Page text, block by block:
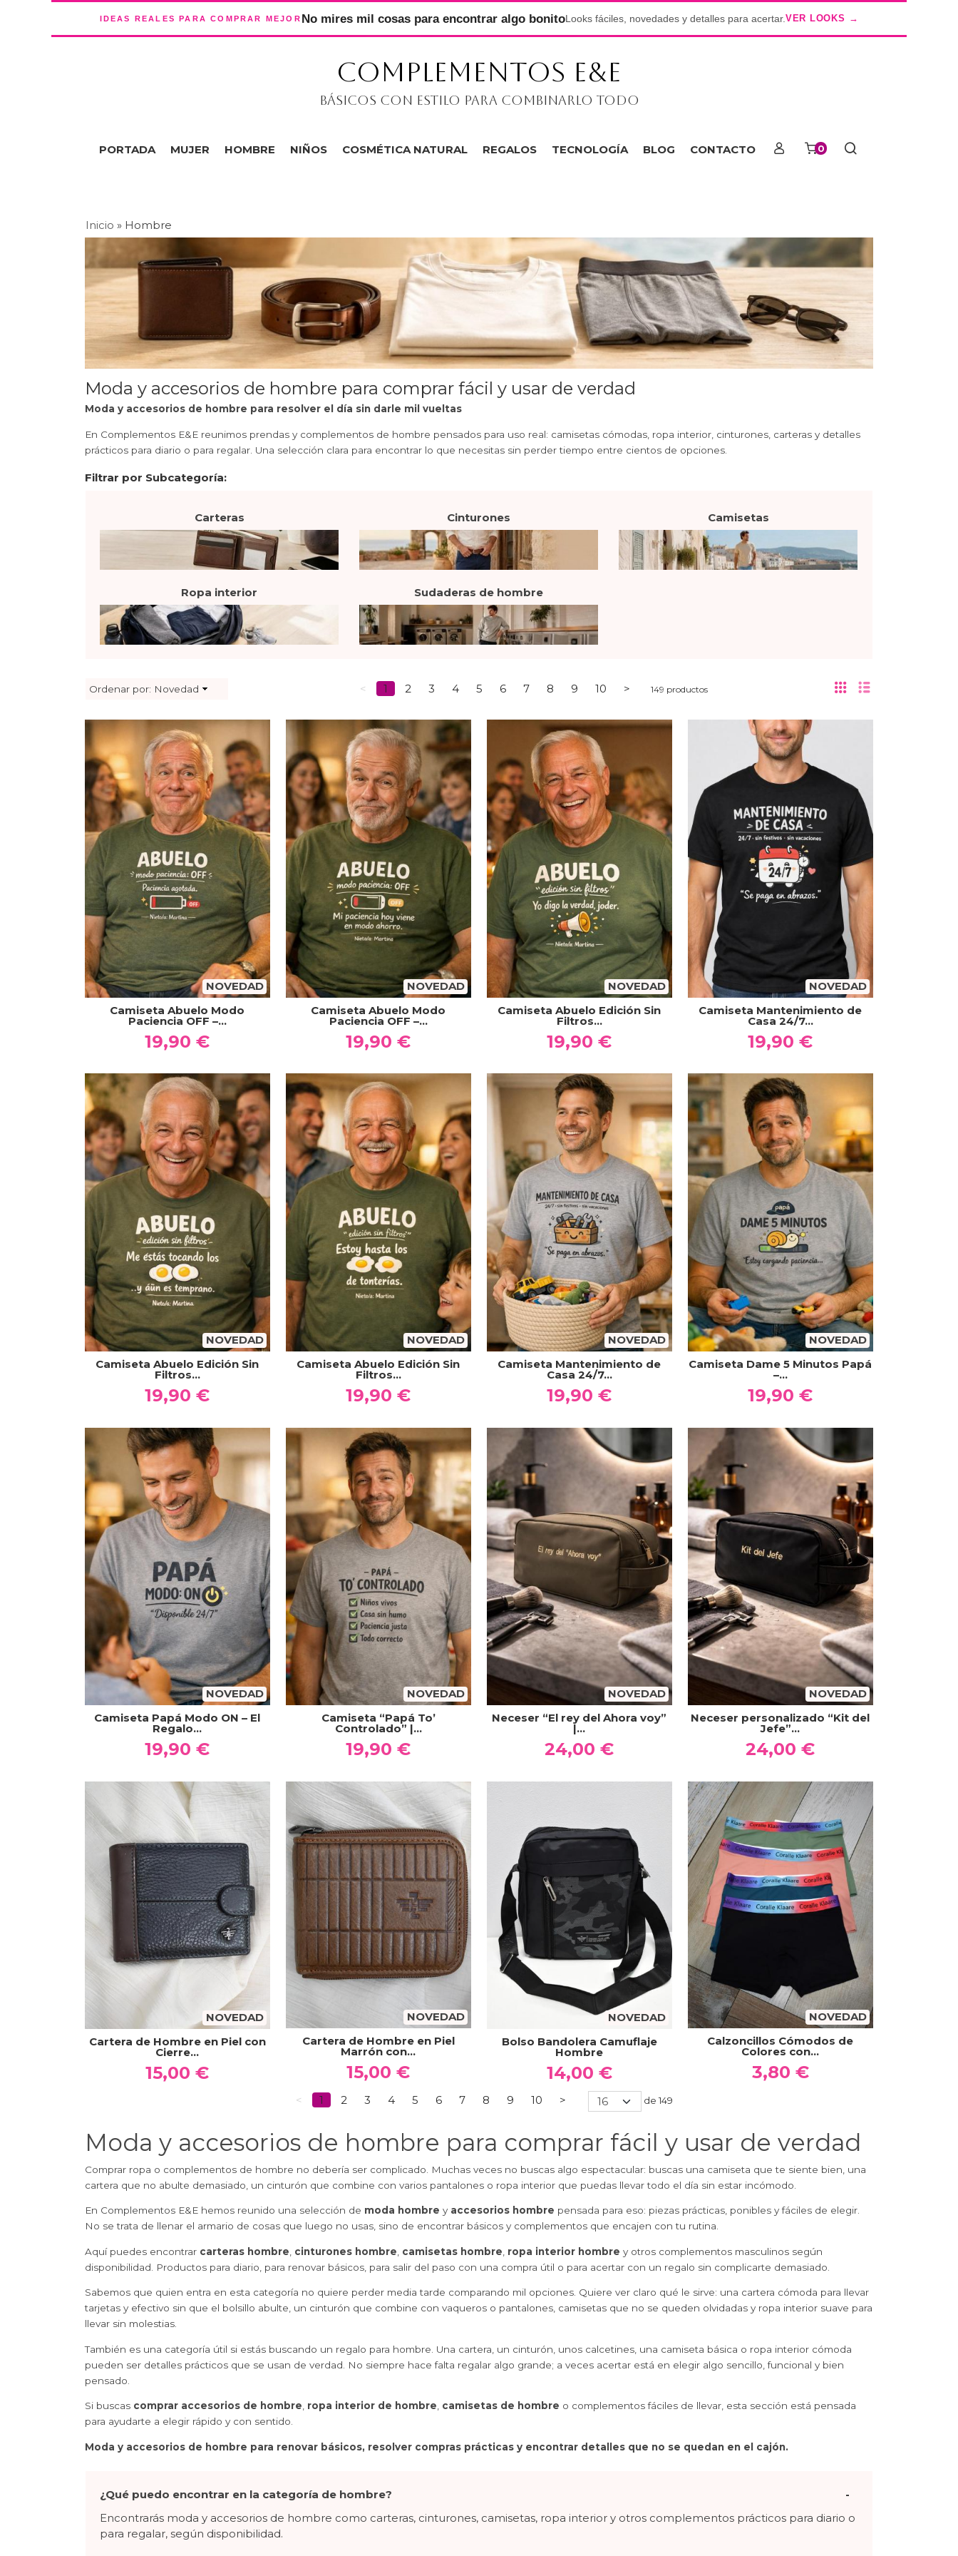
IDEAS REALES PARA COMPRAR MEJOR No mires mil cosas para encontrar algo bonitoLooks fáciles, novedades y detalles para acertar. VER LOOKS →
COMPLEMENTOS E&E
Básicos con estilo para combinarlo todo
PORTADA MUJER HOMBRE NIÑOS COSMÉTICA NATURAL REGALOS TECNOLOGÍA BLOG CONTACTO 0
Inicio » Hombre
Moda y accesorios de hombre para comprar fácil y usar de verdad
Moda y accesorios de hombre para resolver el día sin darle mil vueltas
En Complementos E&E reunimos prendas y complementos de hombre pensados para uso real: camisetas cómodas, ropa interior, cinturones, carteras y detalles
prácticos para diario o para regalar. Una selección clara para encontrar lo que necesitas sin perder tiempo entre cientos de opciones.
Filtrar por Subcategoría:
Carteras Cinturones Camisetas
Ropa interior Sudaderas de hombre
Ordenar por: Novedad < 1 2 3 4 5 6 7 8 9 10 > 149 productos
NOVEDAD
Camiseta Abuelo Modo
Paciencia OFF –...
19,90 €
NOVEDAD
Camiseta Abuelo Modo
Paciencia OFF –...
19,90 €
NOVEDAD
Camiseta Abuelo Edición Sin
Filtros...
19,90 €
NOVEDAD
Camiseta Mantenimiento de
Casa 24/7...
19,90 €
NOVEDAD
Camiseta Abuelo Edición Sin
Filtros...
19,90 €
NOVEDAD
Camiseta Abuelo Edición Sin
Filtros...
19,90 €
NOVEDAD
Camiseta Mantenimiento de
Casa 24/7...
19,90 €
NOVEDAD
Camiseta Dame 5 Minutos Papá
–...
19,90 €
NOVEDAD
Camiseta Papá Modo ON – El
Regalo...
19,90 €
NOVEDAD
Camiseta “Papá To’
Controlado” |...
19,90 €
NOVEDAD
Neceser “El rey del Ahora voy”
|...
24,00 €
NOVEDAD
Neceser personalizado “Kit del
Jefe”...
24,00 €
NOVEDAD
Cartera de Hombre en Piel con
Cierre...
15,00 €
NOVEDAD
Cartera de Hombre en Piel
Marrón con...
15,00 €
NOVEDAD
Bolso Bandolera Camuflaje
Hombre
14,00 €
NOVEDAD
Calzoncillos Cómodos de
Colores con...
3,80 €
< 1 2 3 4 5 6 7 8 9 10 > de 149
Moda y accesorios de hombre para comprar fácil y usar de verdad
Comprar ropa o complementos de hombre no debería ser complicado. Muchas veces no buscas algo espectacular: buscas una camiseta que te siente bien, una
cartera que no abulte demasiado, un cinturón que combine con varios pantalones o ropa interior que puedas llevar todo el día sin estar incómodo.
En Complementos E&E hemos reunido una selección de moda hombre y accesorios hombre pensada para eso: piezas prácticas, ponibles y fáciles de elegir.
No se trata de llenar el armario de cosas que luego no usas, sino de encontrar básicos y complementos que encajen con tu rutina.
Aquí puedes encontrar carteras hombre cinturones hombre camisetas hombre ropa interior hombre y otros complementos masculinos según
disponibilidad. Productos para diario, para renovar básicos, para salir del paso con una compra útil o para acertar con un regalo sin complicarte demasiado.
Sabemos que quien entra en esta categoría no quiere perder media tarde comparando mil opciones. Quiere ver claro qué le sirve: una cartera cómoda para llevar
tarjetas y efectivo sin que el bolsillo abulte, un cinturón que combine con vaqueros o pantalones, camisetas que no se queden olvidadas y ropa interior suave para
llevar sin molestias.
También es una categoría útil si estás buscando un regalo para hombre. Una cartera, un cinturón, unos calcetines, una camiseta básica o ropa interior cómoda
pueden ser detalles prácticos que se usan de verdad. No siempre hace falta regalar algo grande; a veces acertar está en elegir algo sencillo, funcional y bien
pensado.
Si buscas comprar accesorios de hombre, ropa interior de hombre, camisetas de hombre o complementos fáciles de llevar, esta sección está pensada
para ayudarte a elegir rápido y con sentido.
Moda y accesorios de hombre para renovar básicos, resolver compras prácticas y encontrar detalles que no se quedan en el cajón.
¿Qué puedo encontrar en la categoría de hombre?
Encontrarás moda y accesorios de hombre como carteras, cinturones, camisetas, ropa interior y otros complementos prácticos para diario o
para regalar, según disponibilidad.